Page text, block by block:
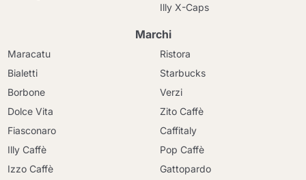
Illy X-Caps
Marchi
Maracatu
Bialetti
Borbone
Dolce Vita
Fiasconaro
Illy Caffè
Izzo Caffè
Ristora
Starbucks
Verzi
Zito Caffè
Caffitaly
Pop Caffè
Gattopardo